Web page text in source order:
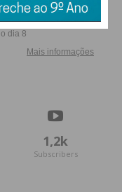
1,2k
Subscribers